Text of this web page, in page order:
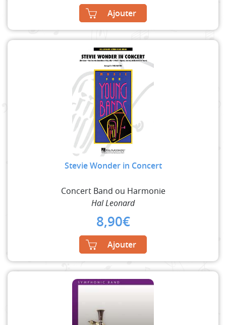
Ajouter
Stevie Wonder in Concert
Concert Band ou Harmonie
Hal Leonard
8,90€
Ajouter